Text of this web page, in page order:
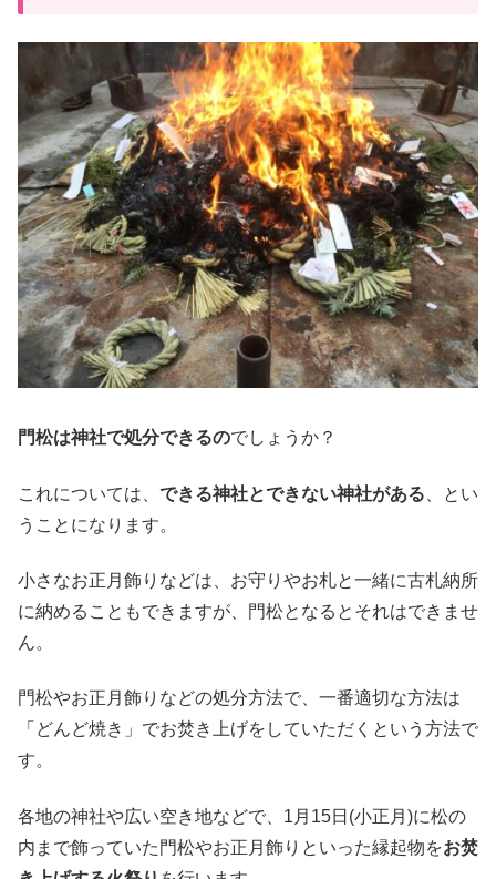
門松は神社で処分できるのでしょうか？
これについては、 できる神社とできない神社がある 、とい
うことになります。
小さなお正月飾りなどは、お守りやお札と一緒に古札納所
に納めることもできますが、門松となるとそれはできませ
ん。
門松やお正月飾りなどの処分方法で、一番適切な方法は
「どんど焼き」でお焚き上げをしていただくという方法で
す。
各地の神社や広い空き地などで、1月15日(小正月)に松の
内まで飾っていた門松やお正月飾りといった縁起物をお焚